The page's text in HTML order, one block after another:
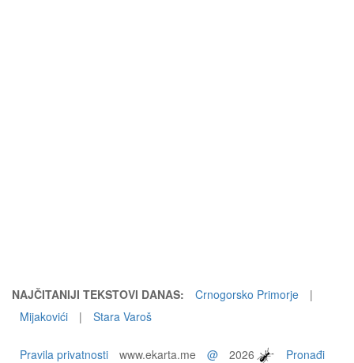
NAJČITANIJI TEKSTOVI DANAS: Crnogorsko Primorje
|
Mijakovići
| Stara Varoš
Pravila privatnosti www.ekarta.me @ 2026
Pronađi